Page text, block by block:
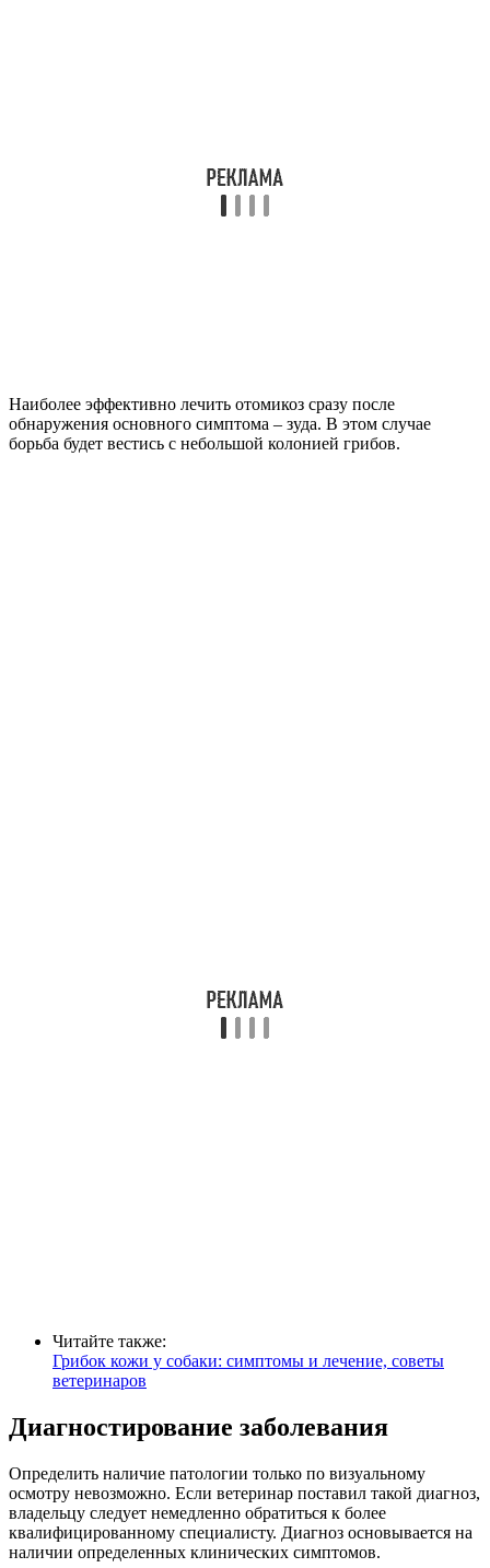
Наиболее эффективно лечить отомикоз сразу после
обнаружения основного симптома – зуда. В этом случае
борьба будет вестись с небольшой колонией грибов.
Читайте также:
Грибок кожи у собаки: симптомы и лечение, советы
ветеринаров
Диагностирование заболевания
Определить наличие патологии только по визуальному
осмотру невозможно. Если ветеринар поставил такой диагноз,
владельцу следует немедленно обратиться к более
квалифицированному специалисту. Диагноз основывается на
наличии определенных клинических симптомов.